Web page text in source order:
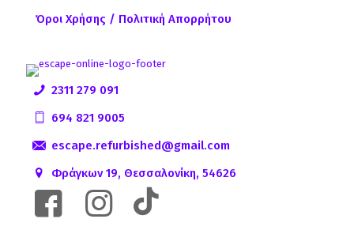
Όροι Χρήσης / Πολιτική Απορρήτου
2311 279 091
694 821 9005
escape.refurbished@gmail.com
Φράγκων 19, Θεσσαλονίκη, 54626